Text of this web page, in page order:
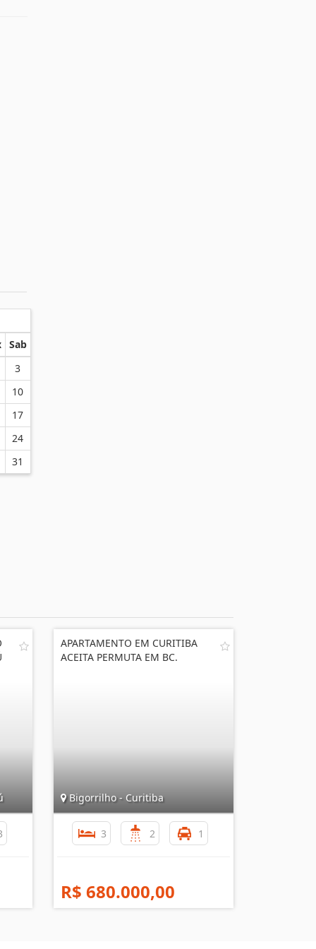
Sab
3
10
17
24
31
APARTAMENTO EM CURITIBA
ACEITA PERMUTA EM BC.
Bigorrilho - Curitiba
3 2 1
R$ 680.000,00